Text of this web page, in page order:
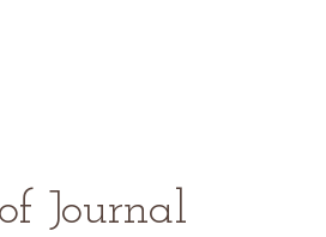
Journal